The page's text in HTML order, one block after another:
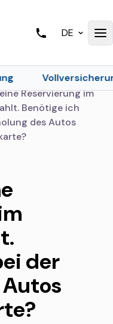
DE
Reservierung im
Benötige ich
des Autos
der